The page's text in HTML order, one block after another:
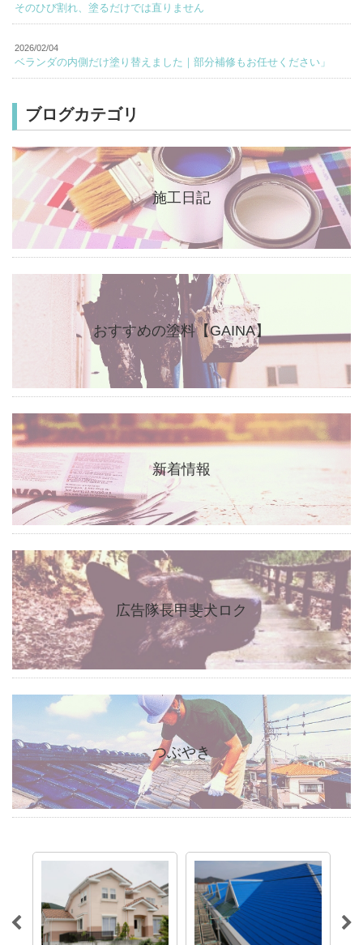
そのひび割れ、塗るだけでは直りません
2026/02/04
ベランダの内側だけ塗り替えました｜部分補修もお任せください」
ブログカテゴリ
施工日記
おすすめの塗料【GAINA】
新着情報
広告隊長甲斐犬ロク
つぶやき